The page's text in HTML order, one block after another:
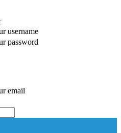
username
password
email